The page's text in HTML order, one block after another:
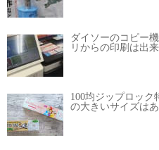
ダイソーのコピー
リからの印刷は出
100均ジップロッ
の大きいサイズは